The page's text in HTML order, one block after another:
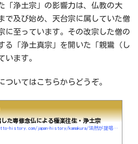
「浄土宗」の影響力は、仏教の大
で及び始め、天台宗に属していた僧
に至っています。その改宗した僧の
る「浄土真宗」を開いた「親鸞（し
います。
ついてはこちらからどうぞ。
た専修念仏による極楽往生・浄土宗
https://saratto-history.com/japan-history/kamakura/法然が提唱した専修念仏による極楽往生・浄土宗